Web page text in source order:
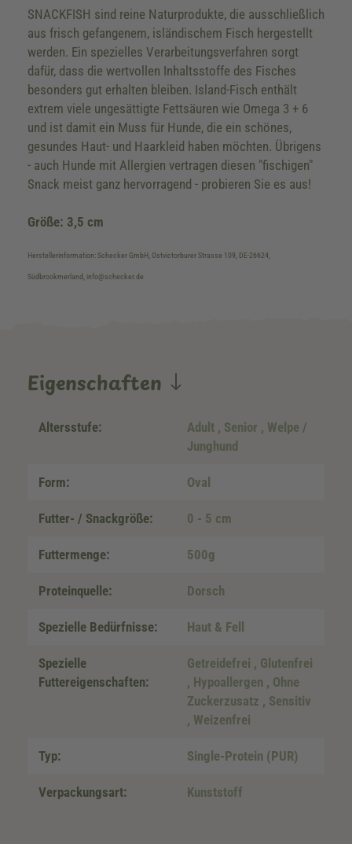
SNACKFISH sind reine Naturprodukte, die ausschließlich
aus frisch gefangenem, isländischem Fisch hergestellt
werden. Ein spezielles Verarbeitungsverfahren sorgt
dafür, dass die wertvollen Inhaltsstoffe des Fisches
besonders gut erhalten bleiben. Island-Fisch enthält
extrem viele ungesättigte Fettsäuren wie Omega 3 + 6
und ist damit ein Muss für Hunde, die ein schönes,
gesundes Haut- und Haarkleid haben möchten. Übrigens
- auch Hunde mit Allergien vertragen diesen "fischigen"
Snack meist ganz hervorragend - probieren Sie es aus!
Größe: 3,5 cm
Herstellerinformation: Schecker GmbH, Ostvictorburer Strasse 109, DE-26624,
Südbrookmerland, info@schecker.de
Eigenschaften
Altersstufe: Adult , Senior , Welpe /
Junghund
Form: Oval
Futter- / Snackgröße: 0 - 5 cm
Futtermenge: 500g
Proteinquelle: Dorsch
Spezielle Bedürfnisse: Haut & Fell
Spezielle
Futtereigenschaften:
Getreidefrei , Glutenfrei
, Hypoallergen , Ohne
Zuckerzusatz , Sensitiv
, Weizenfrei
Typ: Single-Protein (PUR)
Verpackungsart: Kunststoff